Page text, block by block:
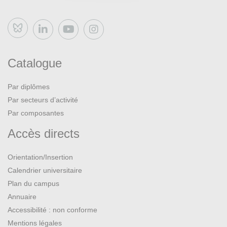
Bluesky
Catalogue
Par diplômes
Par secteurs d’activité
Par composantes
Accès directs
Orientation/Insertion
Calendrier universitaire
Plan du campus
Annuaire
Accessibilité : non conforme
Mentions légales